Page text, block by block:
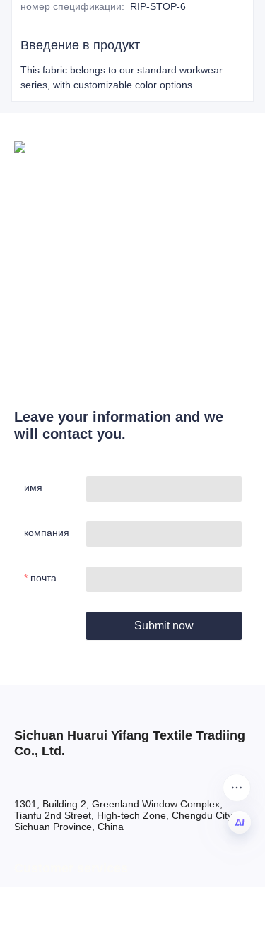
номер спецификации: RIP-STOP-6
Введение в продукт
This fabric belongs to our standard workwear
series, with customizable color options.
Leave your information and we
will contact you.
имя
компания
почта
Submit now
Sichuan Huarui Yifang Textile Tradiing
Co., Ltd.
1301, Building 2, Greenland Window Complex,
Tianfu 2nd Street, High-tech Zone, Chengdu City,
Sichuan Province, China